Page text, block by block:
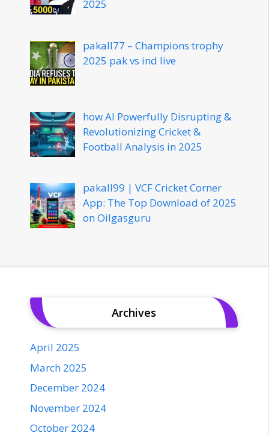
2025
pakall77 – Champions trophy
2025 pak vs ind live
how AI Powerfully Disrupting &
Revolutionizing Cricket &
Football Analysis in 2025
pakall99 | VCF Cricket Corner
App: The Top Download of 2025
on Oilgasguru
Archives
April 2025
March 2025
December 2024
November 2024
October 2024